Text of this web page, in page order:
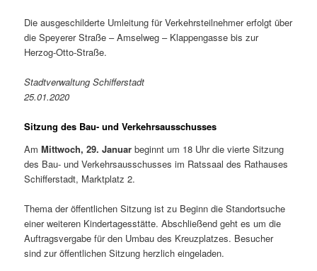
Die ausgeschilderte Umleitung für Verkehrsteilnehmer erfolgt über
die Speyerer Straße – Amselweg – Klappengasse bis zur
Herzog-Otto-Straße.
Stadtverwaltung Schifferstadt
25.01.2020
Sitzung des Bau- und Verkehrsausschusses
AmMittwoch, 29. Januar beginnt um 18 Uhr die vierte Sitzung
des Bau- und Verkehrsausschusses im Ratssaal des Rathauses
Schifferstadt, Marktplatz 2.
Thema der öffentlichen Sitzung ist zu Beginn die Standortsuche
einer weiteren Kindertagesstätte. Abschließend geht es um die
Auftragsvergabe für den Umbau des Kreuzplatzes. Besucher
sind zur öffentlichen Sitzung herzlich eingeladen.